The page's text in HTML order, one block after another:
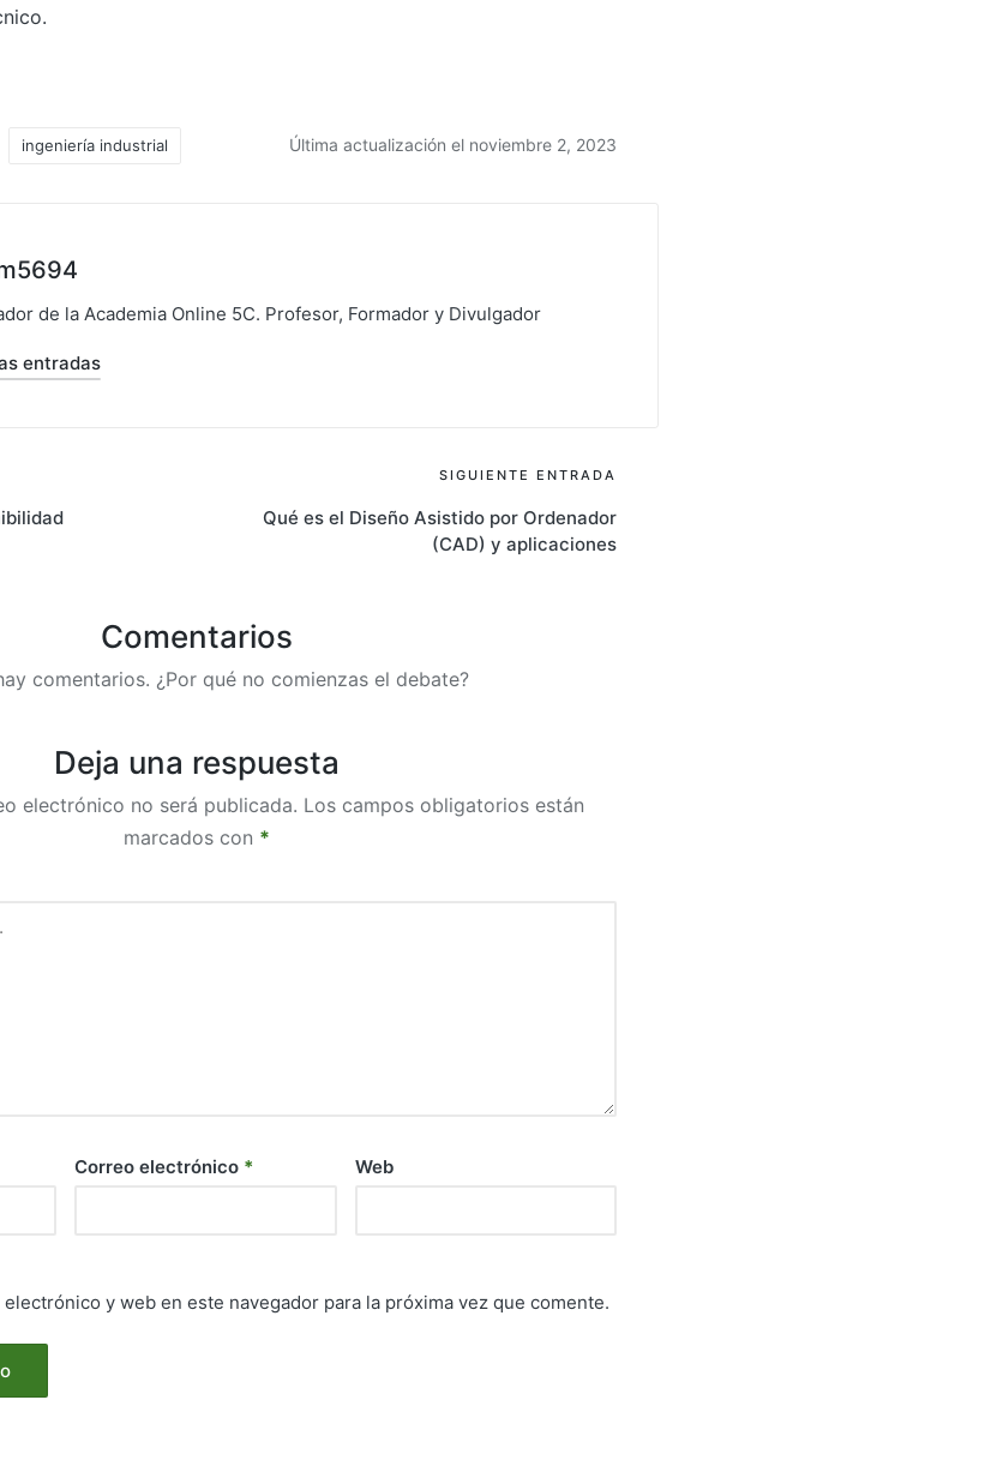
ingeniería industrial Última actualización el noviembre 2, 2023
de la Academia Online 5C. Profesor, Formador y Divulgador
entradas
SIGUIENTE ENTRADA
Qué es el Diseño Asistido por Ordenador
(CAD) y aplicaciones
Comentarios
comentarios. ¿Por qué no comienzas el debate?
Deja una respuesta
electrónico no será publicada. Los campos obligatorios están
marcados con *
Correo electrónico * Web
y web en este navegador para la próxima vez que comente.